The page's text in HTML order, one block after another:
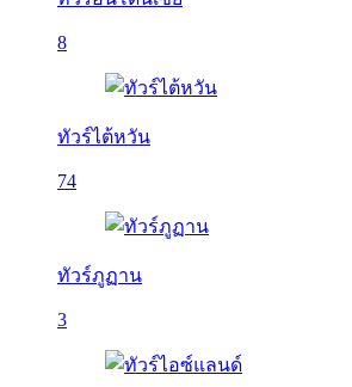
8
ทัวร์ไต้หวัน
74
ทัวร์ภูฏาน
3